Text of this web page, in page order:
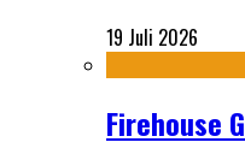
19 Juli 2026
Firehouse